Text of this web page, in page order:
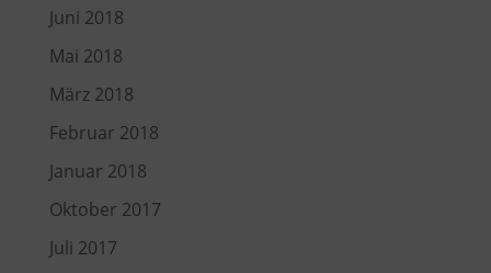
Juni 2018
Mai 2018
März 2018
Februar 2018
Januar 2018
Oktober 2017
Juli 2017